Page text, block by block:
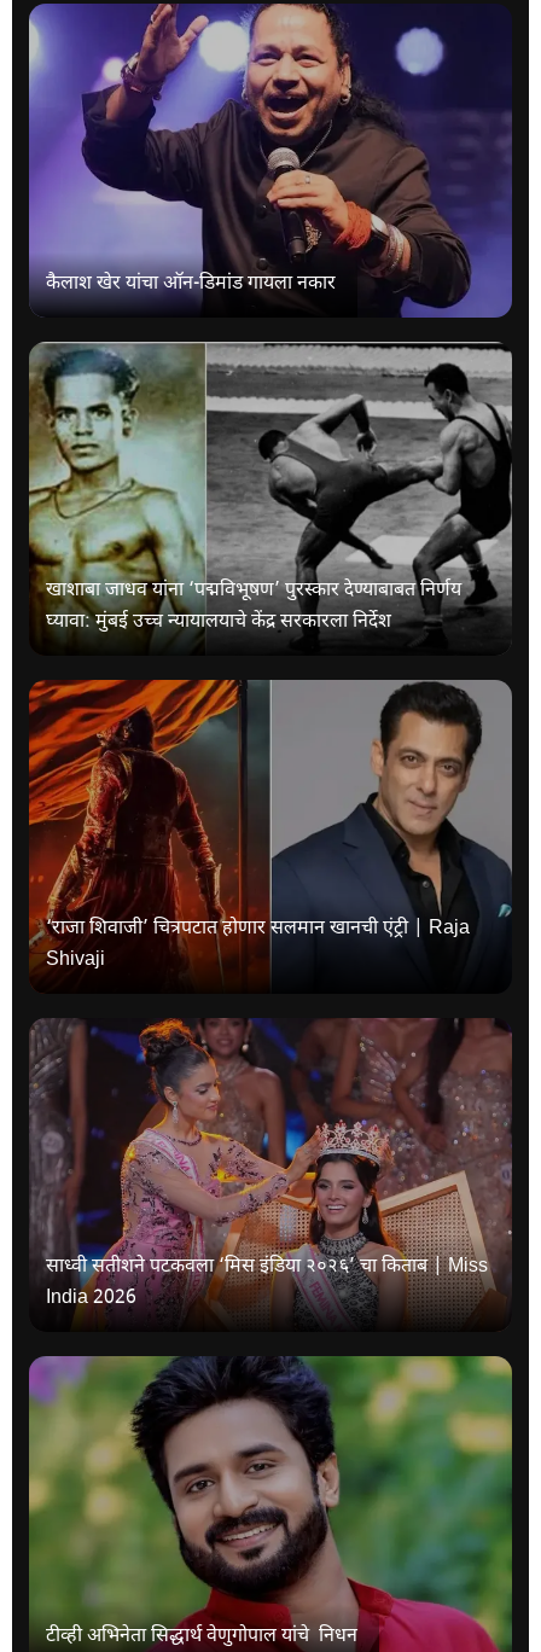
कैलाश खेर यांचा ऑन-डिमांड गायला नकार
खाशाबा जाधव यांना ‘पद्मविभूषण’ पुरस्कार देण्याबाबत निर्णय
घ्यावा: मुंबई उच्च न्यायालयाचे केंद्र सरकारला निर्देश
‘राजा शिवाजी’ चित्रपटात होणार सलमान खानची एंट्री | Raja
Shivaji
साध्वी सतीशने पटकवला ‘मिस इंडिया २०२६’ चा किताब | Miss
India 2026
टीव्ही अभिनेता सिद्धार्थ वेणुगोपाल यांचे निधन